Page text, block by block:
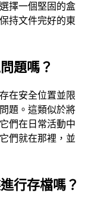
擇一個堅固的盒
持文件完好的東
題嗎？
在安全位置並限
題。這類似於將
們在日常活動中
們就在那裡，並
行存檔嗎？